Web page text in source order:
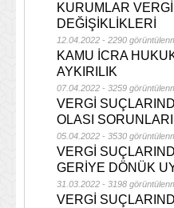
KURUMLAR
DEĞİŞİKLİKLERİ
12.04.2022 - 2290
KAMU İCRA
AYKIRILIK
07.04.2022 - 3259
VERGİ
OLASI SORUNLARI
05.04.2022 - 3530
VERGİ
GERİYE DÖNÜK
31.03.2022 - 3198
VERGİ